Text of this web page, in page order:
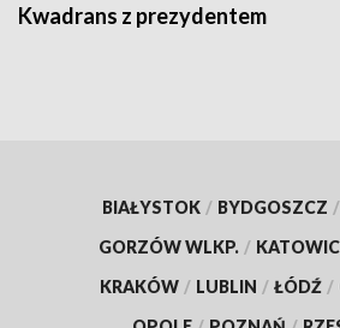
Kwadrans z prezydentem
BIAŁYSTOK / BYDGOSZCZ /
GORZÓW WLKP. /
KRAKÓW / LUBLIN / ŁÓDŹ /